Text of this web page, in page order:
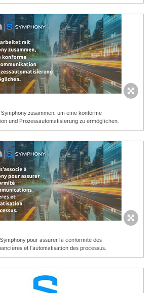
zusammen, um eine konforme
und Prozessautomatisierung zu ermöglichen.
pour assurer la conformité des
et l'automatisation des processus.